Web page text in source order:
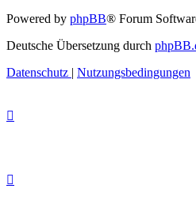
Powered by phpBB® Forum
Deutsche Übersetzung durch
Datenschutz | Nutzungsbedingungen